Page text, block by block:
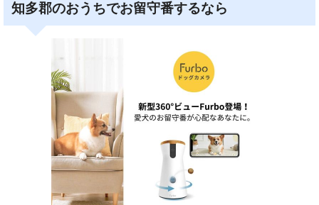
知多郡のおうちでお留守番するなら